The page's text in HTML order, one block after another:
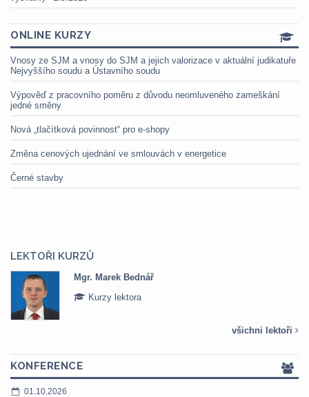
ONLINE KURZY
Vnosy ze SJM a vnosy do SJM a jejich valorizace v aktuální judikatuře
Nejvyššího soudu a Ústavního soudu
Výpověď z pracovního poměru z důvodu neomluveného zameškání
jedné směny
Nová „tlačítková povinnost“ pro e-shopy
Změna cenových ujednání ve smlouvách v energetice
Černé stavby
LEKTOŘI KURZŮ
Mgr. Marek Bednář
Kurzy lektora
všichni lektoři
KONFERENCE
01.10.2026